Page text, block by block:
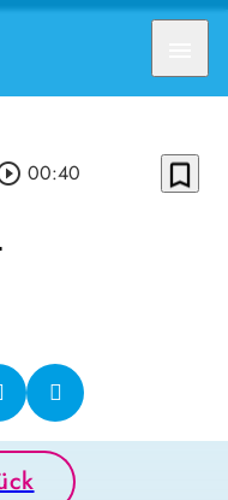
00:40 bookmark_border